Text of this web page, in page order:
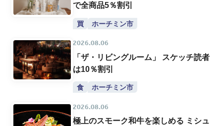
で全商品5％割引
買 ホーチミン市
2026.08.06
「ザ・リビングルーム」 スケッチ読者
は10％割引
食 ホーチミン市
2026.08.06
極上のスモーク和牛を楽しめる ミシュ